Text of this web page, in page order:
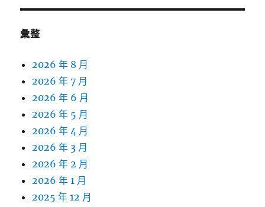
彙整
2026 年 8 月
2026 年 7 月
2026 年 6 月
2026 年 5 月
2026 年 4 月
2026 年 3 月
2026 年 2 月
2026 年 1 月
2025 年 12 月